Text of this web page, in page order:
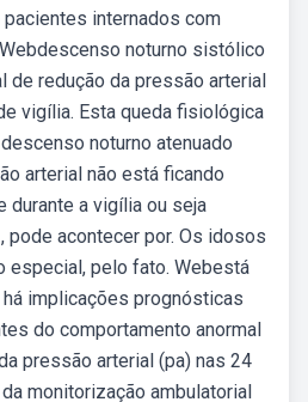
pacientes internados com
noturno sistólico
de redução da pressão arterial
vigília. Esta queda fisiológica
noturno atenuado
arterial não está ficando
durante a vigília ou seja
pode acontecer por. Os idosos
especial, pelo fato. Webestá
implicações prognósticas
do comportamento anormal
pressão arterial (pa) nas 24
monitorização ambulatorial